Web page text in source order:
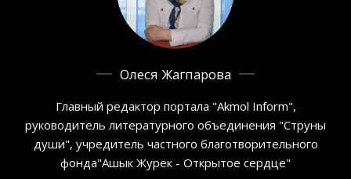
Олеся Жагпарова
Главный редактор портала "Akmol Inform",
руководитель литературного объединения "Струны
души", учредитель частного благотворительного
фонда"Ашык Журек - Открытое сердце"